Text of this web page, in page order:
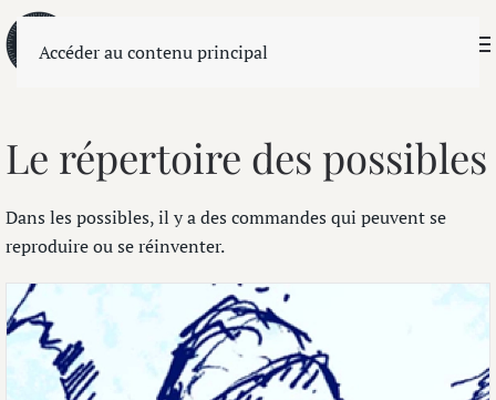
Accéder au contenu principal
Le répertoire des possibles
Dans les possibles, il y a des commandes qui peuvent se
reproduire ou se réinventer.